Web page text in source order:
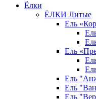
Ёлки
ЁЛКИ Литые
Ель
Ель
Ель
Ель
Ель